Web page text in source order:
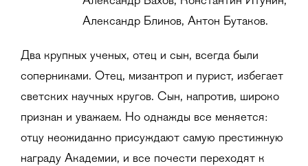
Александр Блинов, Антон Бутаков.
Два крупных ученых, отец и сын, всегда были
соперниками. Отец, мизантроп и пурист, избегает
светских научных кругов. Сын, напротив, широко
признан и уважаем. Но однажды все меняется:
отцу неожиданно присуждают самую престижную
награду Академии, и все почести переходят к